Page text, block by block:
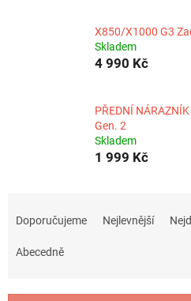
X850/X1000 G3
Skladem
4 990 Kč
PŘEDNÍ
Gen. 2
Skladem
1 999 Kč
Doporučujeme Nejlevnější
Abecedně